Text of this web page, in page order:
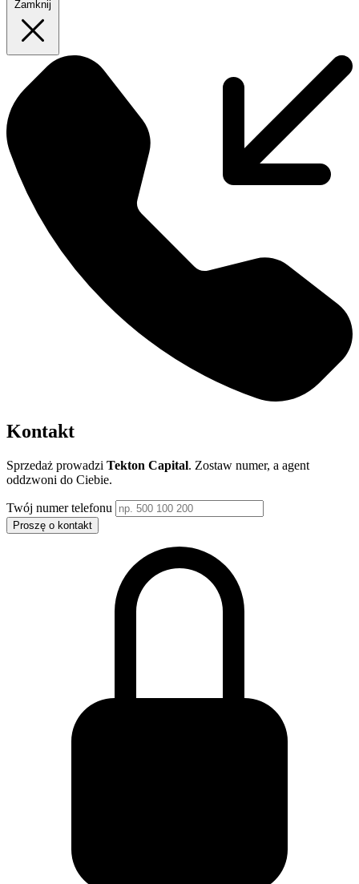
Zamknij
Kontakt
Sprzedaż prowadzi Tekton Capital. Zostaw numer, a agent
oddzwoni do Ciebie.
Twój numer telefonu
Proszę o kontakt